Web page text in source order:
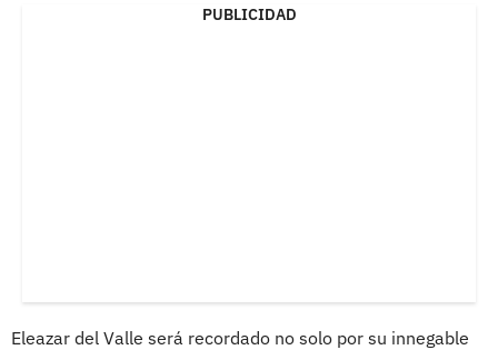
PUBLICIDAD
Eleazar del Valle será recordado no solo por su innegable